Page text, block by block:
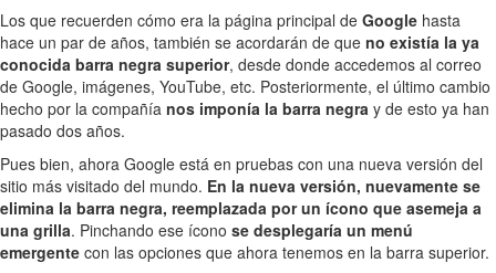
Los que recuerden cómo era la página principal de Google hasta
hace un par de años, también se acordarán de que no existía la ya
conocida barra negra superior, desde donde accedemos al correo
de Google, imágenes, YouTube, etc. Posteriormente, el último cambio
hecho por la compañía nos imponía la barra negra y de esto ya han
pasado dos años.
Pues bien, ahora Google está en pruebas con una nueva versión del
sitio más visitado del mundo. En la nueva versión, nuevamente se
elimina la barra negra, reemplazada por un ícono que asemeja a
una grilla. Pinchando ese ícono se desplegaría un menú
emergente con las opciones que ahora tenemos en la barra superior.